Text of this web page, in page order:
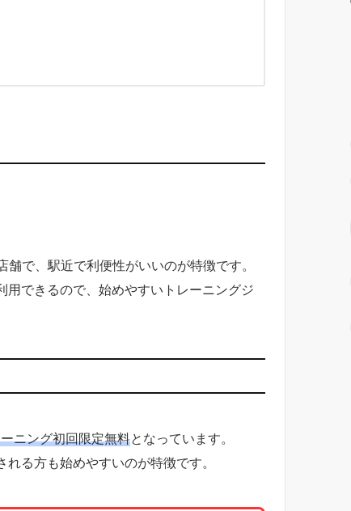
で、駅近で利便性がいいのが特徴です。
用できるので、始めやすいトレーニングジ
ニング初回限定無料となっています。
る方も始めやすいのが特徴です。